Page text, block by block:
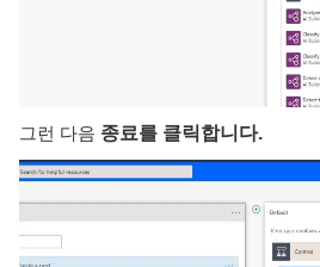
그런 다음 종료를 클릭합니다.